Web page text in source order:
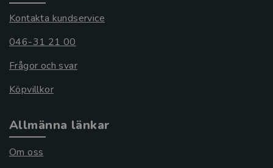
Kontakta kundservice
046-31 21 00
Frågor och svar
Köpvillkor
Allmänna länkar
Om oss